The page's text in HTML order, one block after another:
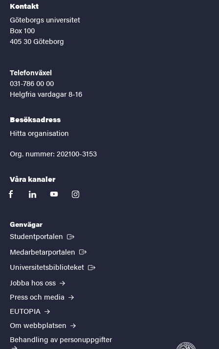
Kontakt
Göteborgs universitet
Box 100
405 30 Göteborg
Telefonväxel
031-786 00 00
Helgfria vardagar 8-16
Besöksadress
Hitta organisation
Org. nummer: 202100-3153
Våra kanaler
facebooklinkedinyoutubeinstagram
Genvägar
Studentportalen (Extern länk)
Medarbetarportalen (Extern länk)
Universitetsbiblioteket (Extern länk)
Jobba hos oss
Press och media
EUTOPIA
Om webbplatsen
Behandling av personuppgifter